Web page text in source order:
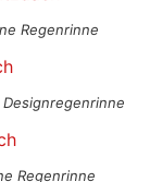
Regenrinne
Designregenrinne
Regenrinne